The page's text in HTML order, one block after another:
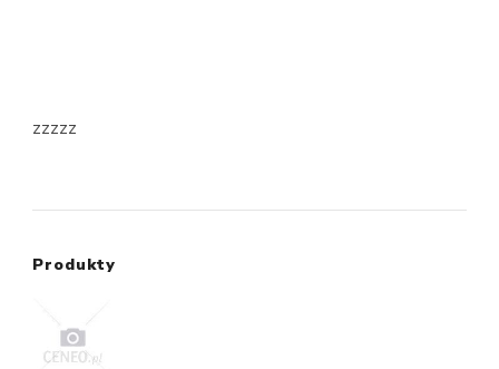
zzzzz
Produkty